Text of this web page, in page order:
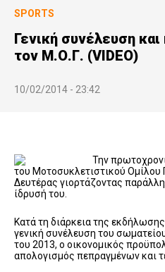
SPORTS
Γενική συνέλευση
τον Μ.Ο.Γ. (VIDEO)
10/02/2014 - 23:42
Την
του Μοτοσυκλετιστικού Ομίλου
Δευτέρας γιορτάζοντας
ίδρυσή του.
Κατά τη διάρκεια της
γενική συνέλευση του
του 2013, ο οικονομικός
απολογισμός πεπραγμένων και